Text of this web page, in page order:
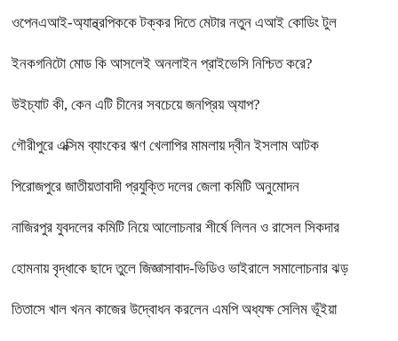
ওপেনএআই-অ্যান্থ্রপিককে টক্কর দিতে মেটার নতুন এআই কোডিং টুল
ইনকগনিটো মোড কি আসলেই অনলাইন প্রাইভেসি নিশ্চিত করে?
উইচ্যাট কী, কেন এটি চীনের সবচেয়ে জনপ্রিয় অ্যাপ?
গৌরীপুরে এক্সিম ব্যাংকের ঋণ খেলাপির মামলায় দ্বীন ইসলাম আটক
পিরোজপুরে জাতীয়তাবাদী প্রযুক্তি দলের জেলা কমিটি অনুমোদন
নাজিরপুর যুবদলের কমিটি নিয়ে আলোচনার শীর্ষে লিলন ও রাসেল সিকদার
হোমনায় বৃদ্ধাকে ছাদে তুলে জিজ্ঞাসাবাদ-ভিডিও ভাইরালে সমালোচনার ঝড়
তিতাসে খাল খনন কাজের উদ্বোধন করলেন এমপি অধ্যক্ষ সেলিম ভূঁইয়া